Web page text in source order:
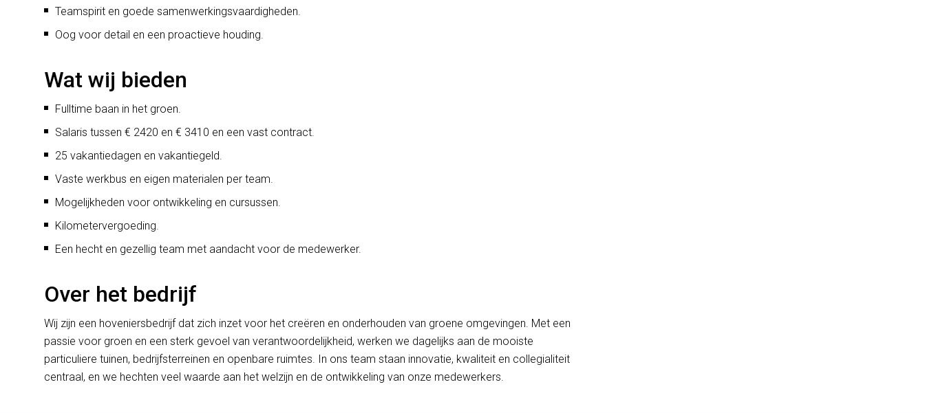
Teamspirit en goede samenwerkingsvaardigheden.
Oog voor detail en een proactieve houding.
Wat wij bieden
Fulltime baan in het groen.
Salaris tussen € 2420 en € 3410 en een vast contract.
25 vakantiedagen en vakantiegeld.
Vaste werkbus en eigen materialen per team.
Mogelijkheden voor ontwikkeling en cursussen.
Kilometervergoeding.
Een hecht en gezellig team met aandacht voor de medewerker.
Over het bedrijf
Wij zijn een hoveniersbedrijf dat zich inzet voor het creëren en onderhouden van groene omgevingen. Met een
passie voor groen en een sterk gevoel van verantwoordelijkheid, werken we dagelijks aan de mooiste
particuliere tuinen, bedrijfsterreinen en openbare ruimtes. In ons team staan innovatie, kwaliteit en collegialiteit
centraal, en we hechten veel waarde aan het welzijn en de ontwikkeling van onze medewerkers.